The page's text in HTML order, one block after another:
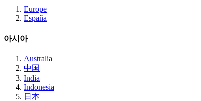
Europe
España
아시아
Australia
中国
India
Indonesia
日本